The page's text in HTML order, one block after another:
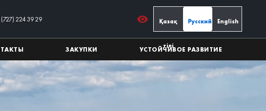
224 39 29 Қазақ
тілі
Русский English
ЗАКУПКИ УСТОЙЧИВОЕ РАЗВИТИЕ